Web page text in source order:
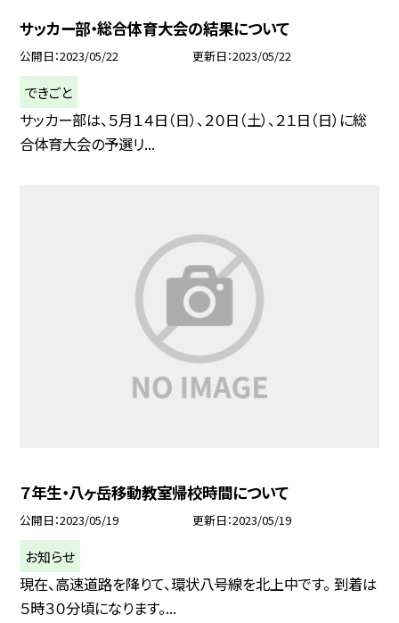
サッカー部・総合体育大会の結果について
公開日 2023/05/22 更新日 2023/05/22
できごと
サッカー部は、５月１４日（日）、２０日（土）、２１日（日）に総
合体育大会の予選リ...
７年生・八ヶ岳移動教室帰校時間について
公開日 2023/05/19 更新日 2023/05/19
お知らせ
現在、高速道路を降りて、環状八号線を北上中です。 到着は
５時３０分頃になります。...